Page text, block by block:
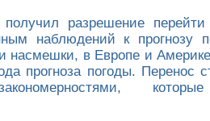
разрешение перейти
наблюдений к прогнозу
насмешки, в Европе и
прогноза погоды. Перенос